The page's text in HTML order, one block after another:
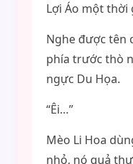
Lợi Áo một thời
Nghe được tên
phía trước thò
ngực Du Họa.
“Êi…”
Mèo Li Hoa
nhỏ, nó quả